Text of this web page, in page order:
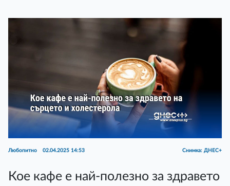
Любопитно 02.04.2025 14:53 Снимка: ДНЕС+
Кое кафе е най-полезно за здравето